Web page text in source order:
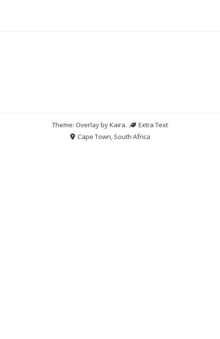
Theme: Overlay byKaira.
Extra Text
Cape Town, South Africa